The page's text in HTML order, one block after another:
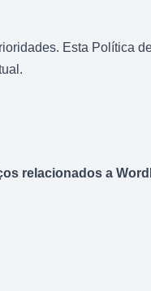
Esta Política
relacionados a